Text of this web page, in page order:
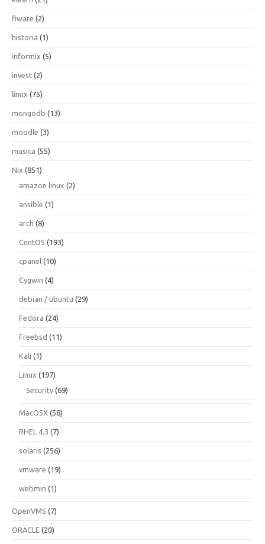
fiware (2)
historia (1)
informix (5)
invest (2)
linux (75)
mongodb (13)
moodle (3)
musica (55)
Nix (851)
amazon linux (2)
ansible (1)
arch (8)
CentOS (193)
cpanel (10)
Cygwin (4)
debian / ubuntu (29)
Fedora (24)
Freebsd (11)
Kali (1)
Linux (197)
Security (69)
MacOSX (58)
RHEL 4.3 (7)
solaris (256)
vmware (19)
webmin (1)
OpenVMS (7)
ORACLE (20)